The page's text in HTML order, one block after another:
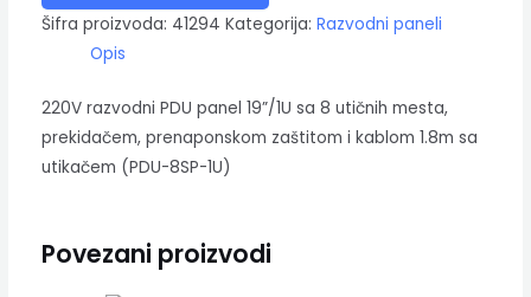
Šifra proizvoda: 41294 Kategorija: Razvodni paneli
Opis
220V razvodni PDU panel 19”/1U sa 8 utičnih mesta,
prekidačem, prenaponskom zaštitom i kablom 1.8m sa
utikačem (PDU-8SP-1U)
Povezani proizvodi